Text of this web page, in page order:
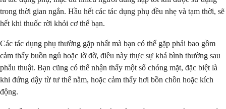
trong thời gian ngắn. Hầu hết các tác dụng phụ đều nhẹ và tạm thời, sẽ
hết khi thuốc rời khỏi cơ thể bạn.
Các tác dụng phụ thường gặp nhất mà bạn có thể gặp phải bao gồm
cảm thấy buồn ngủ hoặc lờ đờ, điều này thực sự khá bình thường sau
phẫu thuật. Bạn cũng có thể nhận thấy một số chóng mặt, đặc biệt là
khi đứng dậy từ tư thế nằm, hoặc cảm thấy hơi bồn chồn hoặc kích
động.